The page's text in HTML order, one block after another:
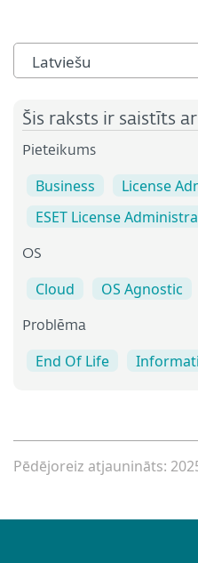
Latviešu
Šis raksts ir saistīts
Pieteikums
Business
License
ESET License
OS
Cloud OS Agnostic
Problēma
End Of Life
Pēdējoreiz atjaunināts: